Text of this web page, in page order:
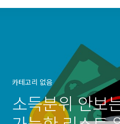
카테고리 없음
소득분위 안보